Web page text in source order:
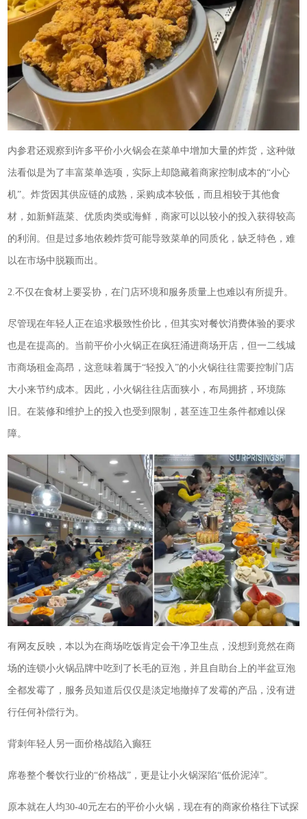
内参君还观察到许多平价小火锅会在菜单中增加大量的炸货，这种做
法看似是为了丰富菜单选项，实际上却隐藏着商家控制成本的“小心
机”。炸货因其供应链的成熟，采购成本较低，而且相较于其他食
材，如新鲜蔬菜、优质肉类或海鲜，商家可以以较小的投入获得较高
的利润。但是过多地依赖炸货可能导致菜单的同质化，缺乏特色，难
以在市场中脱颖而出。
2.不仅在食材上要妥协，在门店环境和服务质量上也难以有所提升。
尽管现在年轻人正在追求极致性价比，但其实对餐饮消费体验的要求
也是在提高的。当前平价小火锅正在疯狂涌进商场开店，但一二线城
市商场租金高昂，这意味着属于“轻投入”的小火锅往往需要控制门店
大小来节约成本。因此，小火锅往往店面狭小，布局拥挤，环境陈
旧。在装修和维护上的投入也受到限制，甚至连卫生条件都难以保
障。
有网友反映，本以为在商场吃饭肯定会干净卫生点，没想到竟然在商
场的连锁小火锅品牌中吃到了长毛的豆泡，并且自助台上的半盆豆泡
全都发霉了，服务员知道后仅仅是淡定地撤掉了发霉的产品，没有进
行任何补偿行为。
背刺年轻人另一面价格战陷入癫狂
席卷整个餐饮行业的“价格战”，更是让小火锅深陷“低价泥淖”。
原本就在人均30-40元左右的平价小火锅，现在有的商家价格往下试探